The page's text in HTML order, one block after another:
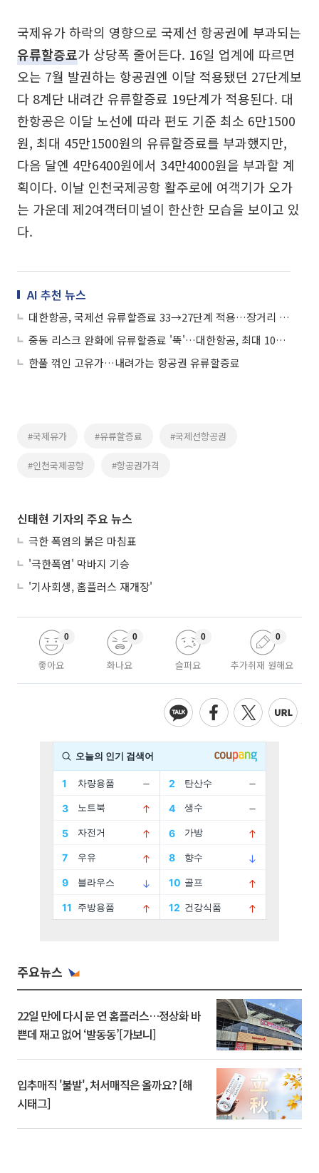
국제유가 하락의 영향으로 국제선 항공권에 부과되는
유류할증료가 상당폭 줄어든다. 16일 업계에 따르면
오는 7월 발권하는 항공권엔 이달 적용됐던 27단계보
다 8계단 내려간 유류할증료 19단계가 적용된다. 대
한항공은 이달 노선에 따라 편도 기준 최소 6만1500
원, 최대 45만1500원의 유류할증료를 부과했지만,
다음 달엔 4만6400원에서 34만4000원을 부과할 계
획이다. 이날 인천국제공항 활주로에 여객기가 오가
는 가운데 제2여객터미널이 한산한 모습을 보이고 있
다.
AI 추천 뉴스
대한항공, 국제선 유류할증료 33→27단계 적용…장거리 부담은 여전
중동 리스크 완화에 유류할증료 '뚝'…대한항공, 최대 10만7500원 인하
한풀 꺾인 고유가…내려가는 항공권 유류할증료
#국제유가 #유류할증료 #국제선항공권
#인천국제공항 #항공권가격
신태현 기자의 주요 뉴스
극한 폭염의 붉은 마침표
'극한폭염' 막바지 기승
'기사회생, 홈플러스 재개장'
좋아요
0
화나요
0
슬퍼요
0
추가취재 원해요
0
주요뉴스
22일 만에 다시 문 연 홈플러스…정상화 바
쁜데 재고 없어 ‘발동동’[가보니]
입추매직 '불발', 처서매직은 올까요? [해
시태그]